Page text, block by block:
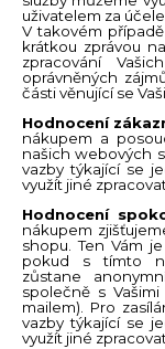
uživatelem za
V takovém
krátkou zprávou
zpracování
oprávněných
části věnující se
Hodnocení
nákupem a
našich webových
vazby týkající se
využít jiné
Hodnocení
nákupem
shopu. Ten Vám
pokud s tímto
zůstane
společně s
mailem). Pro
vazby týkající se
využít jiné